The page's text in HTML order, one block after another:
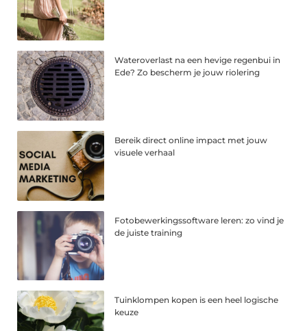
Wateroverlast na een hevige regenbui in
Ede? Zo bescherm je jouw riolering
Bereik direct online impact met jouw
visuele verhaal
Fotobewerkingssoftware leren: zo vind je
de juiste training
Tuinklompen kopen is een heel logische
keuze